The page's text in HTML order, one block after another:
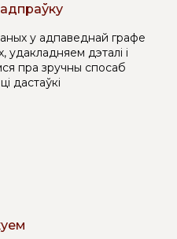
у адпаведнай графе
дэталі і
пра зручны спосаб
дастаўкі